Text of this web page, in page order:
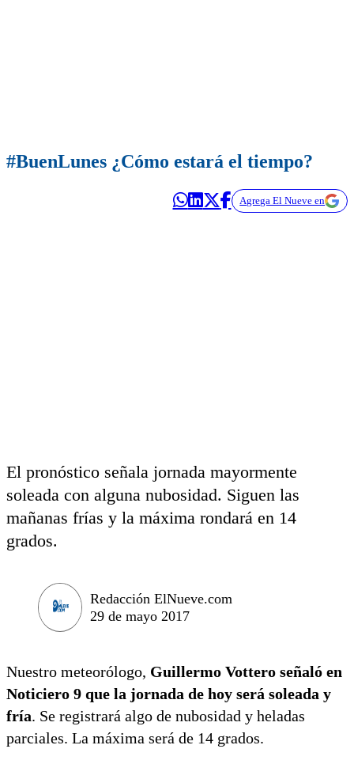
#BuenLunes ¿Cómo estará el tiempo?
Agrega El Nueve en
El pronóstico señala jornada mayormente
soleada con alguna nubosidad. Siguen las
mañanas frías y la máxima rondará en 14
grados.
Redacción ElNueve.com
29 de mayo 2017
Nuestro meteorólogo, Guillermo Vottero señaló en
Noticiero 9 que la jornada de hoy será soleada y
fría. Se registrará algo de nubosidad y heladas
parciales. La máxima será de 14 grados.